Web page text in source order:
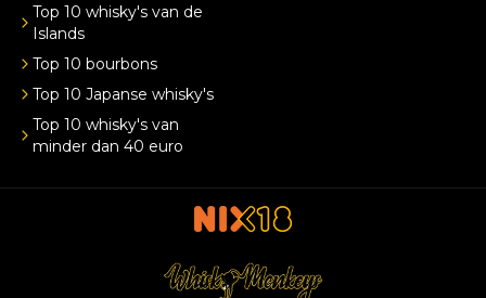
Top 10 whisky's van de
Islands
Top 10 bourbons
Top 10 Japanse whisky's
Top 10 whisky's van
minder dan 40 euro